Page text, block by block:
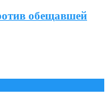
обещавшей